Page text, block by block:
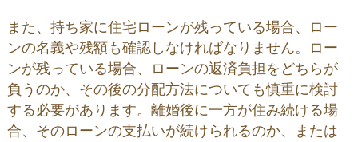
また、持ち家に住宅ローンが残っている場合、ロー
ンの名義や残額も確認しなければなりません。ロー
ンが残っている場合、ローンの返済負担をどちらが
負うのか、その後の分配方法についても慎重に検討
する必要があります。離婚後に一方が住み続ける場
合、そのローンの支払いが続けられるのか、または